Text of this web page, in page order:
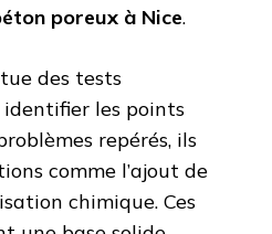
poreux à Nice.
des tests
les points
repérés, ils
comme l’ajout de
chimique. Ces